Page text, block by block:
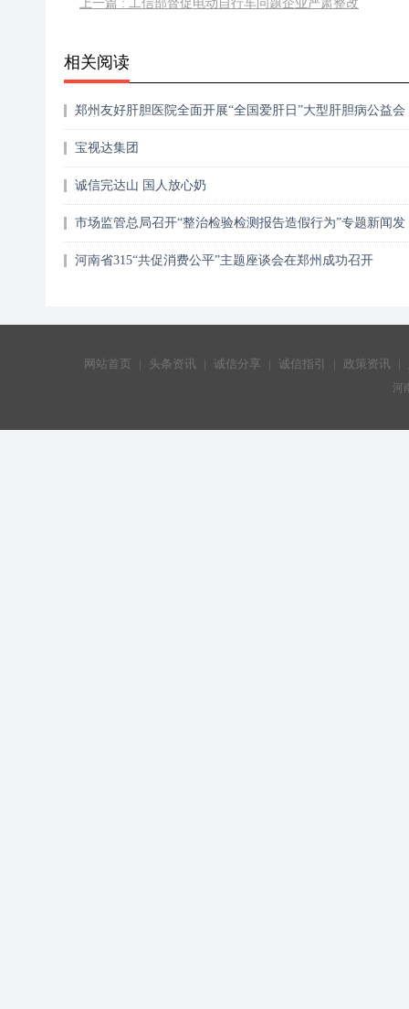
上一篇 : 工信部督促电动自行车问题企业严肃整改
相关阅读
郑州友好肝胆医院全面开展“全国爱肝日”大型肝胆病公益会
宝视达集团
诚信完达山 国人放心奶
市场监管总局召开“整治检验检测报告造假行为”专题新闻发
河南省315“共促消费公平”主题座谈会在郑州成功召开
网站首页 | 头条资讯 | 诚信分享 | 诚信指引 | 政策资讯 |
河